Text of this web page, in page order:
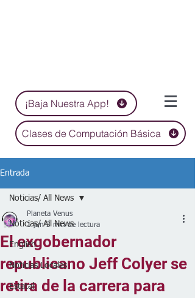
¡Baja Nuestra App!
Clases de Computación Básica
Entrada
Noticias/ All News
English
Noticias Locales
Estatal
Noticias/ All News
El exgobernador
republicano Jeff Colyer se
retira de la carrera para
Planeta Venus
1 jun 3 min de lectura